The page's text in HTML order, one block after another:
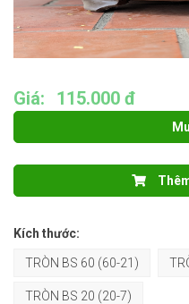
Giá: 115.000 đ
Kích thước:
TRÒN BS 60 (60-21)
TRÒN BS 20 (20-7)